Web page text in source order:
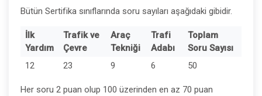
Bütün Sertifika sınıflarında soru sayıları aşağıdaki gibidir.
İlk
Yardım
Trafik ve
Çevre
Araç
Tekniği
Trafi
Adabı
Toplam
Soru Sayısı
12
23 9 6 50
Her soru 2 puan olup 100 üzerinden en az 70 puan